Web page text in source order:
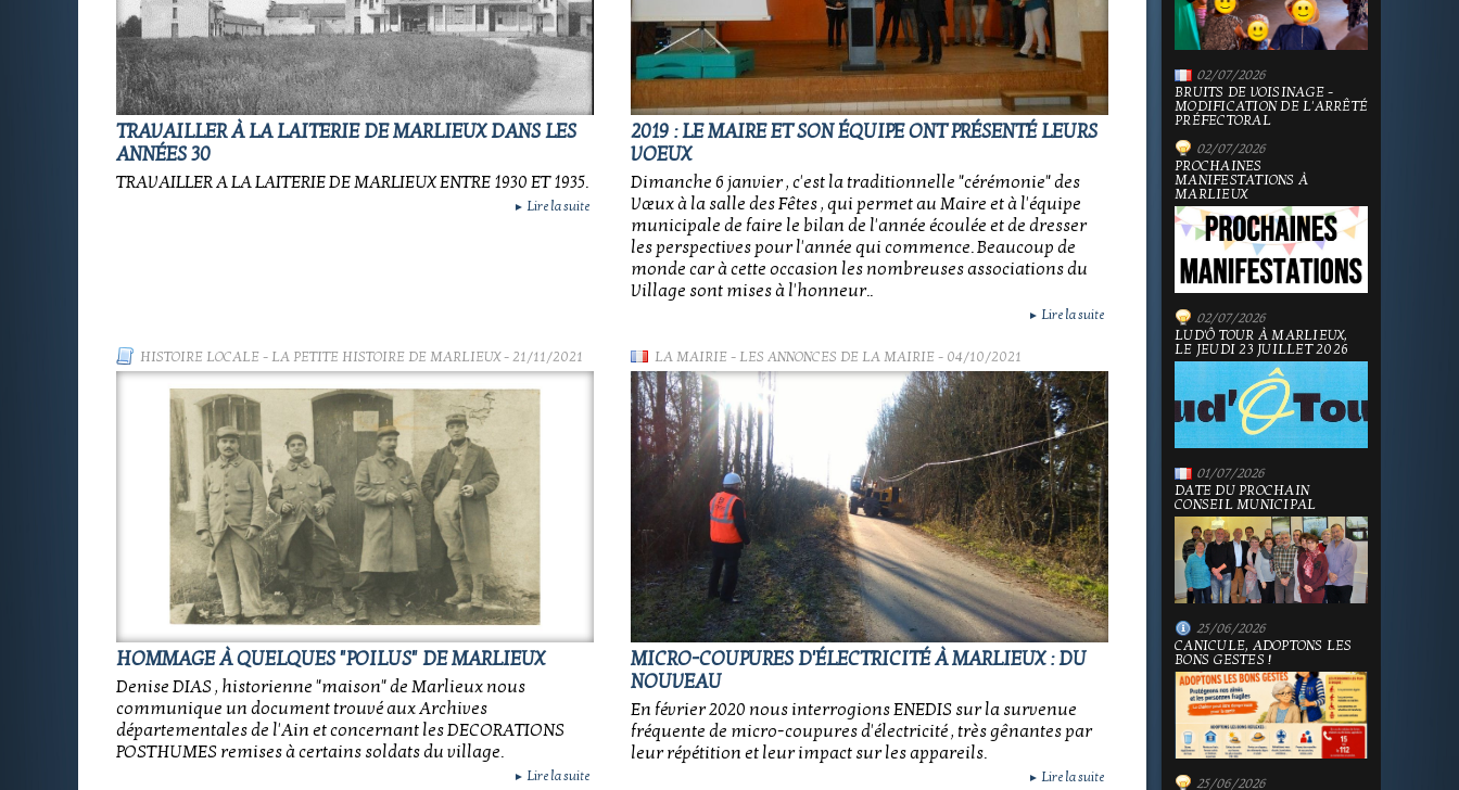
TRAVAILLER À LA LAITERIE DE MARLIEUX DANS LES
ANNÉES 30
TRAVAILLER A LA LAITERIE DE MARLIEUX ENTRE 1930 ET 1935.
► Lire la suite
2019 : LE MAIRE ET SON ÉQUIPE ONT PRÉSENTÉ LEURS
VOEUX
Dimanche 6 janvier , c'est la traditionnelle "cérémonie" des
Vœux à la salle des Fêtes , qui permet au Maire et à l'équipe
municipale de faire le bilan de l'année écoulée et de dresser
les perspectives pour l'année qui commence. Beaucoup de
monde car à cette occasion les nombreuses associations du
Village sont mises à l'honneur..
► Lire la suite
HISTOIRE LOCALE- LA PETITE HISTOIRE DE MARLIEUX- 21/11/2021
HOMMAGE À QUELQUES "POILUS" DE MARLIEUX
Denise DIAS , historienne "maison" de Marlieux nous
communique un document trouvé aux Archives
départementales de l'Ain et concernant les DECORATIONS
POSTHUMES remises à certains soldats du village.
► Lire la suite
LA MAIRIE- LES ANNONCES DE LA MAIRIE- 04/10/2021
MICRO-COUPURES D'ÉLECTRICITÉ À MARLIEUX : DU
NOUVEAU
En février 2020 nous interrogions ENEDIS sur la survenue
fréquente de micro-coupures d'électricité , très gênantes par
leur répétition et leur impact sur les appareils.
► Lire la suite
02/07/2026
BRUITS DE VOISINAGE -
MODIFICATION DE L'ARRÊTÉ
PRÉFECTORAL
02/07/2026
PROCHAINES
MANIFESTATIONS À
MARLIEUX
02/07/2026
LUD'Ô TOUR À MARLIEUX,
LE JEUDI 23 JUILLET 2026
01/07/2026
DATE DU PROCHAIN
CONSEIL MUNICIPAL
25/06/2026
CANICULE, ADOPTONS LES
BONS GESTES !
25/06/2026